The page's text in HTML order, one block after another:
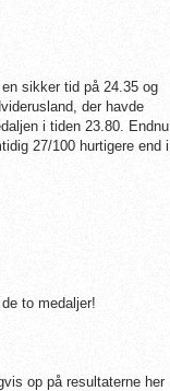
sikker tid på 24.35 og
der havde
i tiden 23.80. Endnu
27/100 hurtigere end i
to medaljer!
op på resultaterne her